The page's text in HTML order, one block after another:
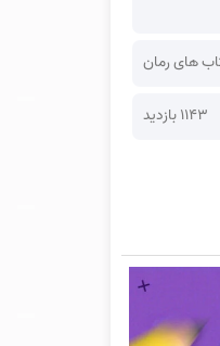
های رمان
1143 بازدید